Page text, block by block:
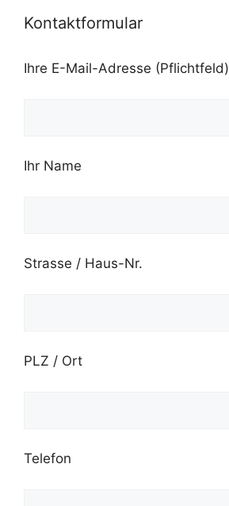
Kontaktformular
Ihre E-Mail-Adresse (Pflichtfeld)
Ihr Name
Strasse / Haus-Nr.
PLZ / Ort
Telefon